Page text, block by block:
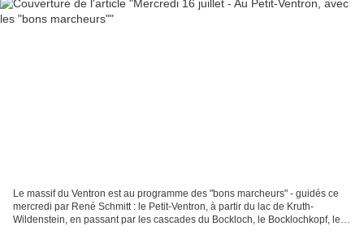
Le massif du Ventron est au programme des "bons marcheurs" - guidés ce
mercredi par René Schmitt : le Petit-Ventron, à partir du lac de Kruth-
Wildenstein, en passant par les cascades du Bockloch, le Bocklochkopf, le